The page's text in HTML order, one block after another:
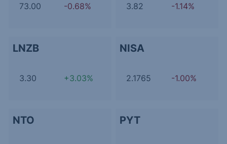
73.00 -0.68% 3.82 -1.14%
LNZB
3.30 +3.03%
NISA
2.1765 -1.00%
NTO PYT